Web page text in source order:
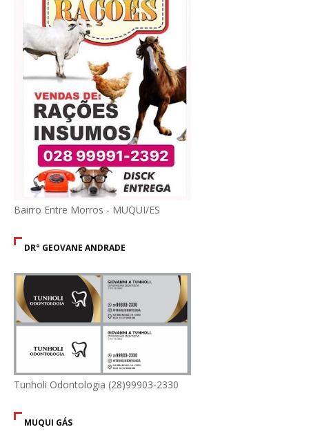
Bairro Entre Morros - MUQUI/ES
DR° GEOVANE ANDRADE
Tunholi Odontologia (28)99903-2330
MUQUI GÁS